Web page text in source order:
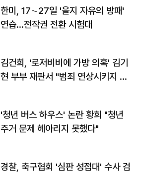
한미, 17∼27일 '을지 자유의 방패'
연습…전작권 전환 시험대
김건희, '로저비비에 가방 의혹' 김기
현 부부 재판서 "범죄 연상시키지 말
'청년 버스 하우스' 논란 황희 "청년
주거 문제 헤아리지 못했다"
경찰, 축구협회 '심판 성접대' 수사 검